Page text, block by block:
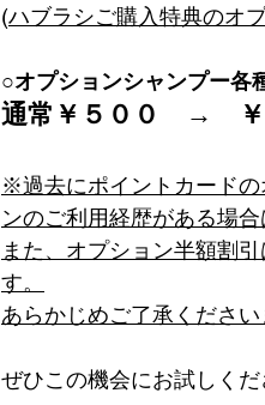
(ハブラシご購入特典のオ
○オプションシャンプー各
通常￥５００　→
※過去にポイントカードの
ンのご利用経歴がある場合
また、オプション半額割引
す。
あらかじめご了承ください
ぜひこの機会にお試しくだ